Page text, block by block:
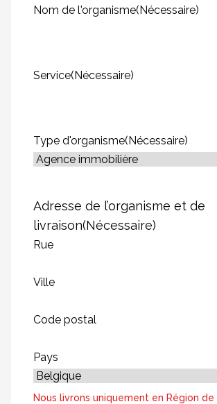
Nom de l'organisme(Nécessaire)
Service(Nécessaire)
Type d'organisme(Nécessaire)
Adresse de l’organisme et de
livraison(Nécessaire)
Rue
Ville
Code postal
Pays
Nous livrons uniquement en Région de